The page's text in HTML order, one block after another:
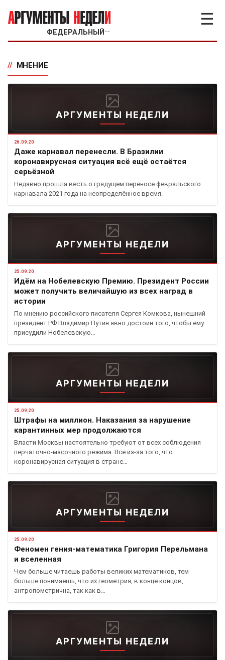
ФЕДЕРАЛЬНЫЙ ﹀
☰
// МНЕНИЕ
АРГУМЕНТЫ НЕДЕЛИ
26.09.20
Даже карнавал перенесли. В Бразилии
коронавирусная ситуация всё ещё остаётся
серьёзной
Недавно прошла весть о грядущем переносе февральского
карнавала 2021 года на неопределённое время.
АРГУМЕНТЫ НЕДЕЛИ
25.09.20
Идём на Нобелевскую Премию. Президент России
может получить величайшую из всех наград в
истории
По мнению российского писателя Сергея Комкова, нынешний
президент РФ Владимир Путин явно достоин того, чтобы ему
присудили Нобелевскую…
АРГУМЕНТЫ НЕДЕЛИ
25.09.20
Штрафы на миллион. Наказания за нарушение
карантинных мер продолжаются
Власти Москвы настоятельно требуют от всех соблюдения
перчаточно-масочного режима. Всё из-за того, что
коронавирусная ситуация в стране…
АРГУМЕНТЫ НЕДЕЛИ
25.09.20
Феномен гения-математика Григория Перельмана
и вселенная
Чем больше читаешь работы великих​ математиков, тем
больше понимаешь, что их геометрия, в конце концов,​
антропометрична, так как в…
АРГУМЕНТЫ НЕДЕЛИ